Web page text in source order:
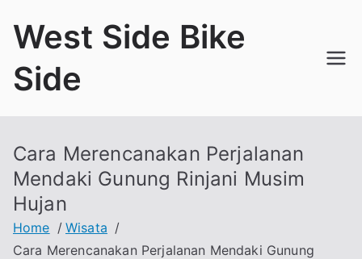
West Side Bike
Side
Cara Merencanakan Perjalanan
Mendaki Gunung Rinjani Musim
Hujan
Home
Wisata
Cara Merencanakan Perjalanan Mendaki Gunung